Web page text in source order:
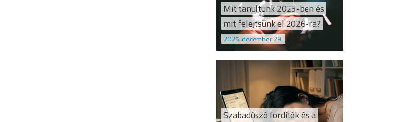
Mit tanultunk 2025-ben és
mit felejtsünk el 2026-ra?
2025. december 29.
Szabadúszó fordítók és a